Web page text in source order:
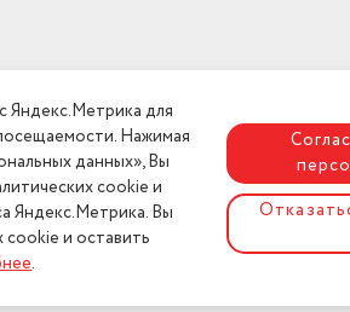
Яндекс.Метрика для
Нажимая
данных», Вы
cookie и
Яндекс.Метрика. Вы
cookie и оставить
.